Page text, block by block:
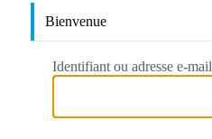
Bienvenue
Identifiant ou adresse e-mail